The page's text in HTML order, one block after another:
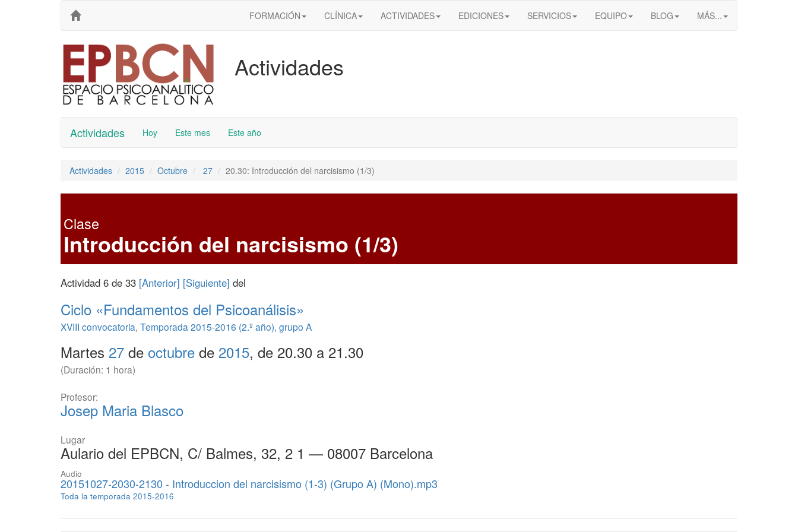
FORMACIÓN CLÍNICA ACTIVIDADES EDICIONES SERVICIOS EQUIPO BLOG MÁS...
Actividades
Actividades Hoy Este mes Este año
Actividades 2015 Octubre 27 20.30: Introducción del narcisismo (1/3)
Clase
Introducción del narcisismo (1/3)
Actividad 6 de 33 [Anterior] [Siguiente] del
Ciclo «Fundamentos del Psicoanálisis»
XVIII convocatoria, Temporada 2015-2016 (2.º año), grupo A
Martes 27 de octubre de 2015, de 20.30 a 21.30
(Duración: 1 hora)
Profesor:
Josep Maria Blasco
Lugar
Aulario del EPBCN, C/ Balmes, 32, 2 1 — 08007 Barcelona
Audio
20151027-2030-2130 - Introduccion del narcisismo (1-3) (Grupo A) (Mono).mp3
Toda la temporada 2015-2016